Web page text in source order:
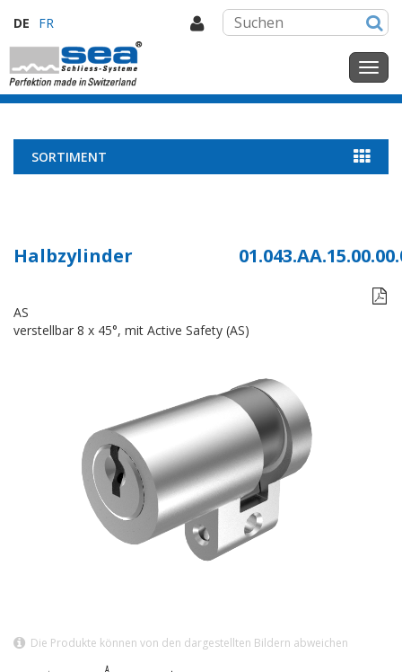
DE FR
SORTIMENT
Halbzylinder

AS
verstellbar 8 x 45°, mit Active Safety (AS)
Die Produkte können von den dargestellten Bildern abweichen